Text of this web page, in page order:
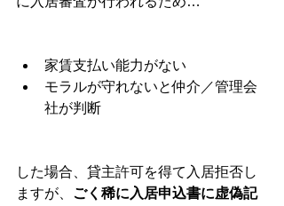
家賃支払い能力がない
モラルが守れないと仲介／管理会
社が判断
した場合、貸主許可を得て入居拒否し
ますが、 ごく稀に入居申込書に虚偽記